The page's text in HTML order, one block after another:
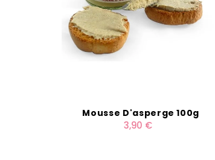
Mousse D'asperge 100g
3,90 €